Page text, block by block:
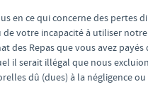
en ce qui concerne des pertes
votre incapacité à utiliser
des Repas que vous avez
il serait illégal que nous
dû (dues) à la négligence